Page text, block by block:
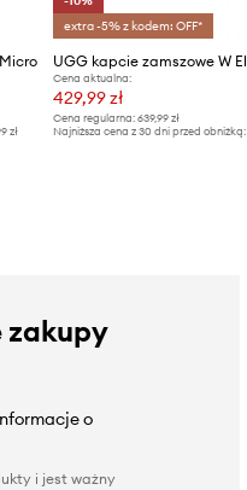
zł
extra -5% z kodem: OFF*
Cena aktualna:
429,99 zł
Cena regularna: 639,99 zł
Najniższa cena z 30 dni przed obniżką:
zakupy
o
i jest ważny